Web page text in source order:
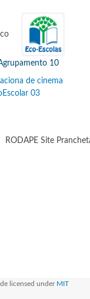
licensed under MIT